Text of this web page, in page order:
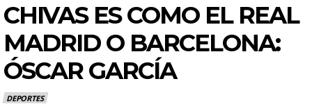
CHIVAS ES COMO EL REAL
MADRID O BARCELONA:
ÓSCAR GARCÍA
DEPORTES